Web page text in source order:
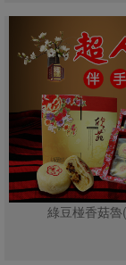
綠豆椪香菇